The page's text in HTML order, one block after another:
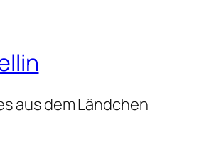
aus dem Ländchen